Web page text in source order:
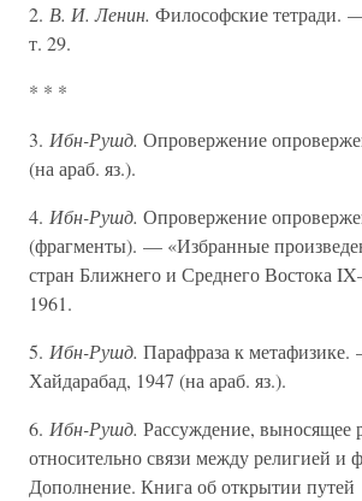
2. В. И. Ленин. Философские тетради.
т. 29.
* * *
3. Ибн-Рушд. Опровержение
(на араб. яз.).
4. Ибн-Рушд. Опровержение
(фрагменты). — «Избранные
стран Ближнего и Среднего Востока
1961.
5. Ибн-Рушд. Парафраза к
Хайдарабад, 1947 (на араб. яз.).
6. Ибн-Рушд. Рассуждение, выносящее
относительно связи между религией и
Дополнение. Книга об открытии путей